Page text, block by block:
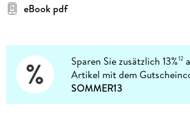
eBook pdf
Sparen Sie zusätzlich 13%12
Artikel mit dem
SOMMER13